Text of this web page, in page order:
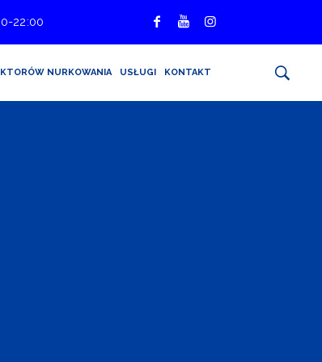
22:00
NURKOWANIA USŁUGI KONTAKT